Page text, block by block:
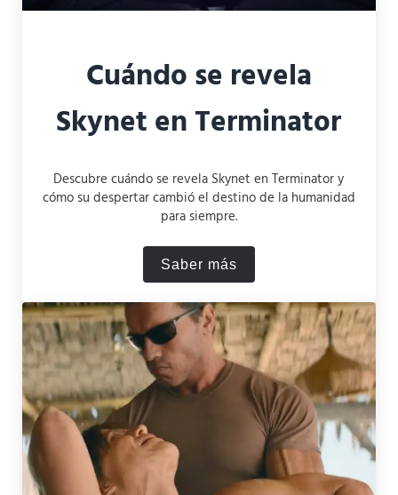
Cuándo se revela
Skynet en Terminator
Descubre cuándo se revela Skynet en Terminator y
cómo su despertar cambió el destino de la humanidad
para siempre.
Saber másCuándo se revela Skynet